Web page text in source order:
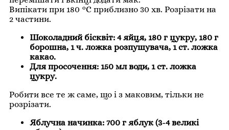
Випікати при 180 °С приблизно 30 хв. Розрізати на
2 частини.
Шоколадний бісквіт: 4 яйця, 180 г цукру, 180 г
борошна, 1 ч. ложка розпушувача, 1 ст. ложка
какао.
Для просочення: 150 мл води, 1 ст. ложка
цукру.
Робити все те ж саме, що і з маковим, тільки не
розрізати.
Яблучна начинка: 700 г яблук (3-4 великі